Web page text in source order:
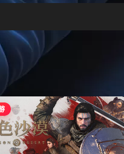
你将化身沃德灵，与它们神
以第三人称射击作为核心，
不同沃德灵的射击风格应对
场局面，并且在闪避、格
等技能的配…